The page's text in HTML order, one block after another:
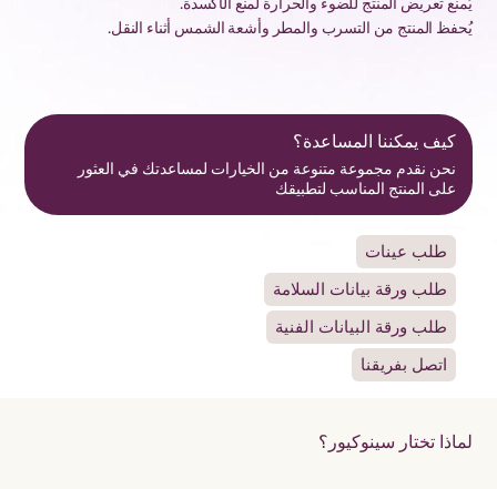
يُحفظ المنتج من التسرب والمطر وأشعة الشمس أثناء النقل.
كيف يمكننا المساعدة؟
نحن نقدم مجموعة متنوعة من الخيارات لمساعدتك في العثور
على المنتج المناسب لتطبيقك
طلب عينات
طلب ورقة بيانات السلامة
طلب ورقة البيانات الفنية
اتصل بفريقنا
لماذا تختار سينوكيور؟